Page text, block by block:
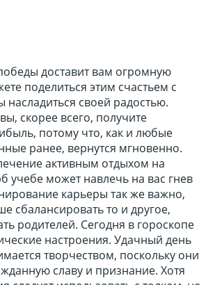
доставит вам огромную
поделиться этим счастьем с
насладиться своей радостью.
скорее всего, получите
потому что, как и любые
ранее, вернутся мгновенно.
активным отдыхом на
учебе может навлечь на вас гнев
карьеры так же важно,
сбалансировать то и другое,
родителей. Сегодня в гороскопе
настроения. Удачный день
творчеством, поскольку они
славу и признание. Хотя